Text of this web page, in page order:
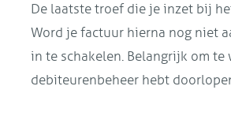
De laatste troef die je inzet bij
Word je factuur hierna nog niet
in te schakelen. Belangrijk om
debiteurenbeheer hebt